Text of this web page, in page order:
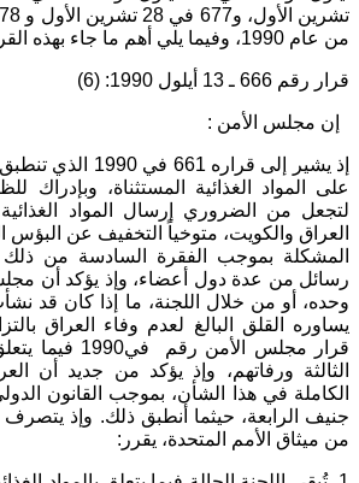
من عام 1990، وفيما يلي أهم ما جاء بهذه القرارات:
قرار رقم 666 ـ 13 أيلول 1990: (6)
إن مجلس الأمن :
على المواد الغذائية المستثناة، وبإدراك
لتجعل من الضروري إرسال المواد الغذائية
العراق والكويت، متوخياً التخفيف عن البؤس
المشكلة بموجب الفقرة السادسة من
رسائل من عدة دول أعضاء، وإذ يؤكد أن
وحده، أو من خلال اللجنة، ما إذا كان قد
يساوره القلق البالغ لعدم وفاء العراق
قرار مجلس الأمن
الثالثة ورفاتهم، وإذ يؤكد من جديد أن
الكاملة في هذا الشأن، بموجب القانون
جنيف الرابعة، حيثما أنطبق ذلك. وإذ
من ميثاق الأمم المتحدة، يقرر: